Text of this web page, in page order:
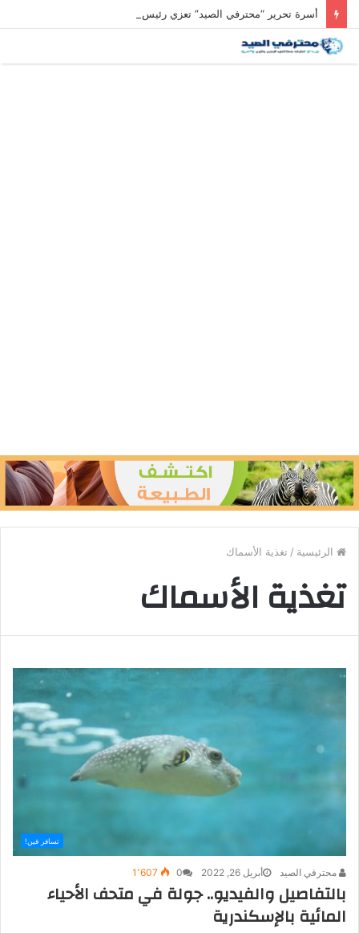
الرئيسية / تغذية الأسماك
تغذية الأسماك
تسافر فين!
محترفي الصيد أبريل 26, 2022 0 1٬607
بالتفاصيل والفيديو.. جولة في متحف الأحياء
المائية بالإسكندرية